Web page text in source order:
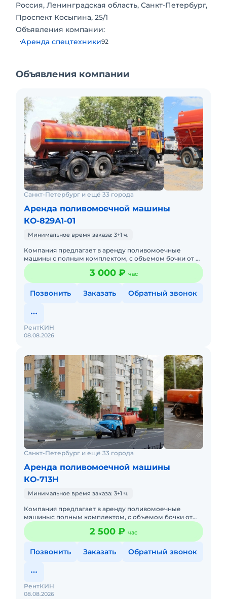
Россия, Ленинградская область, Санкт-Петербург,
Проспект Косыгина, 25/1
Объявления компании:
Аренда спецтехники92
Объявления компании
Санкт-Петербург и ещё 33 города
Аренда поливомоечной машины
КО-829А1-01
Минимальное время заказа: 3+1 ч.
Компания предлагает в аренду поливомоечные
машины с полным комплектом, с объемом бочки от 4
м3 до 16м3 + щетка+отвал+шланги. Так же
осуществляем доставку технич
3 000 ₽ час
Позвонить Заказать Обратный звонок
08.08.2026
РентКИН
Санкт-Петербург и ещё 33 города
Аренда поливомоечной машины
КО-713Н
Минимальное время заказа: 3+1 ч.
Компания предлагает в аренду поливомоечные
машиныс полным комплектом, с объемом бочки от
4м3 до 16м3 + щетка+отвал+шланги. Так же
осуществляем доставку техничес
2 500 ₽ час
Позвонить Заказать Обратный звонок
08.08.2026
РентКИН